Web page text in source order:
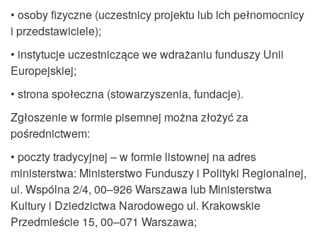
• osoby fizyczne (uczestnicy projektu lub ich pełnomocnicy
i przedstawiciele);
• instytucje uczestniczące we wdrażaniu funduszy Unii
Europejskiej;
• strona społeczna (stowarzyszenia, fundacje).
Zgłoszenie w formie pisemnej można złożyć za
pośrednictwem:
• poczty tradycyjnej – w formie listownej na adres
ministerstwa: Ministerstwo Funduszy i Polityki Regionalnej,
ul. Wspólna 2/4, 00–926 Warszawa lub Ministerstwa
Kultury i Dziedzictwa Narodowego ul. Krakowskie
Przedmieście 15, 00–071 Warszawa;